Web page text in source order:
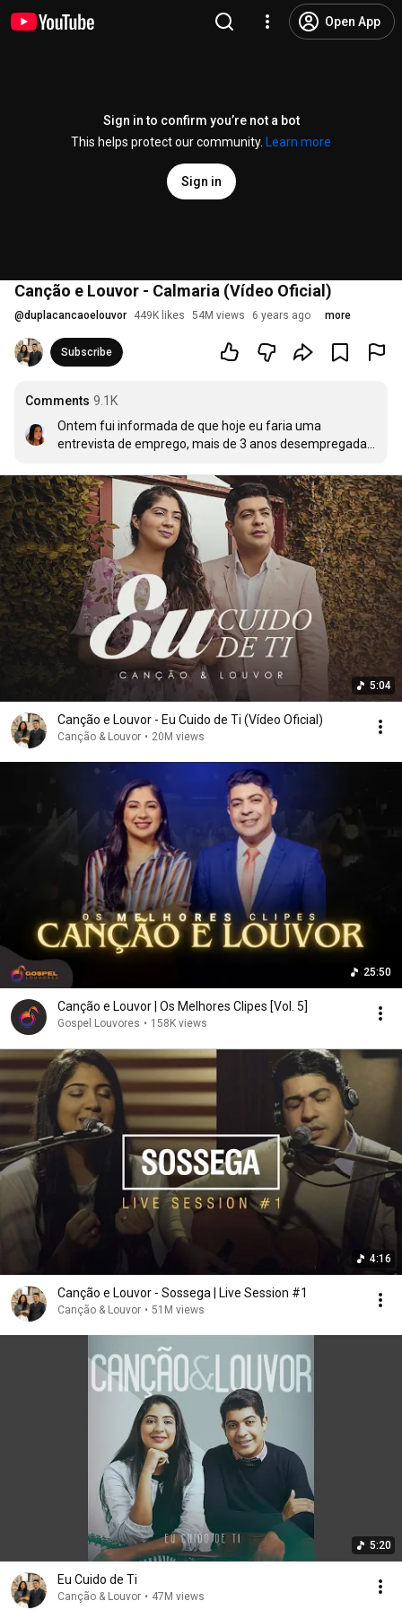
Open App
Sign in to confirm you’re not a bot
This helps protect our community.
Learn more
Sign in
Canção e Louvor - Calmaria (Vídeo Oficial)
@duplacancaoelouvor 449K likes 54M views 6 years ago more
Subscribe
Comments 9.1K
Ontem fui informada de que hoje eu faria uma
entrevista de emprego, mais de 3 anos desempregada,
hoje, peguei meu celular, coloquei umas músicas pra
ouvir, e tocou essa... tocou a música e me tocou
também. Me levantei, tomei meu banho e disse a mim
mesma que Deus faria o melhor, e que fosse feita a
vontade dEle. Meio dia recebi um e-mail e nele estava
escrito que eu tinha sido aprovada, li, reli, agradeci, ouvi
novamente a música e cara... Deus é perfeito em tudo
que faz, eu achei que eu não seria capaz, 10 meninas
foram entrevistadas, quem era eu comparada aquelas
10?... aaah Deus, como és maravilhoso, sabes de tudo,
tu podes tudo! Confia, aceita, e agradece! Deus vai te
5:04
Canção e Louvor - Eu Cuido de Ti (Vídeo Oficial)
Canção & Louvor • 20M views
25:50
Canção e Louvor | Os Melhores Clipes [Vol. 5]
Gospel Louvores • 158K views
4:16
Canção e Louvor - Sossega | Live Session #1
Canção & Louvor • 51M views
5:20
Eu Cuido de Ti
Canção & Louvor • 47M views